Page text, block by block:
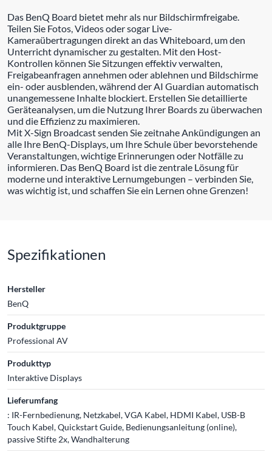
Das BenQ Board bietet mehr als nur Bildschirmfreigabe.
Teilen Sie Fotos, Videos oder sogar Live-
Kameraübertragungen direkt an das Whiteboard, um den
Unterricht dynamischer zu gestalten. Mit den Host-
Kontrollen können Sie Sitzungen effektiv verwalten,
Freigabeanfragen annehmen oder ablehnen und Bildschirme
ein- oder ausblenden, während der AI Guardian automatisch
unangemessene Inhalte blockiert. Erstellen Sie detaillierte
Geräteanalysen, um die Nutzung Ihrer Boards zu überwachen
und die Effizienz zu maximieren.
Mit X-Sign Broadcast senden Sie zeitnahe Ankündigungen an
alle Ihre BenQ-Displays, um Ihre Schule über bevorstehende
Veranstaltungen, wichtige Erinnerungen oder Notfälle zu
informieren. Das BenQ Board ist die zentrale Lösung für
moderne und interaktive Lernumgebungen – verbinden Sie,
was wichtig ist, und schaffen Sie ein Lernen ohne Grenzen!
Spezifikationen
Hersteller
BenQ
Produktgruppe
Professional AV
Produkttyp
Interaktive Displays
Lieferumfang
: IR-Fernbedienung, Netzkabel, VGA Kabel, HDMI Kabel, USB-B
Touch Kabel, Quickstart Guide, Bedienungsanleitung (online),
passive Stifte 2x, Wandhalterung